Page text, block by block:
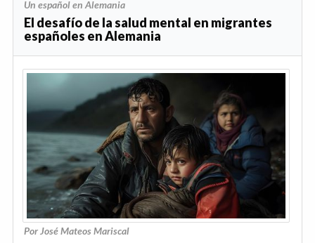
Un español en Alemania
El desafío de la salud mental en migrantes
españoles en Alemania
Por José Mateos Mariscal